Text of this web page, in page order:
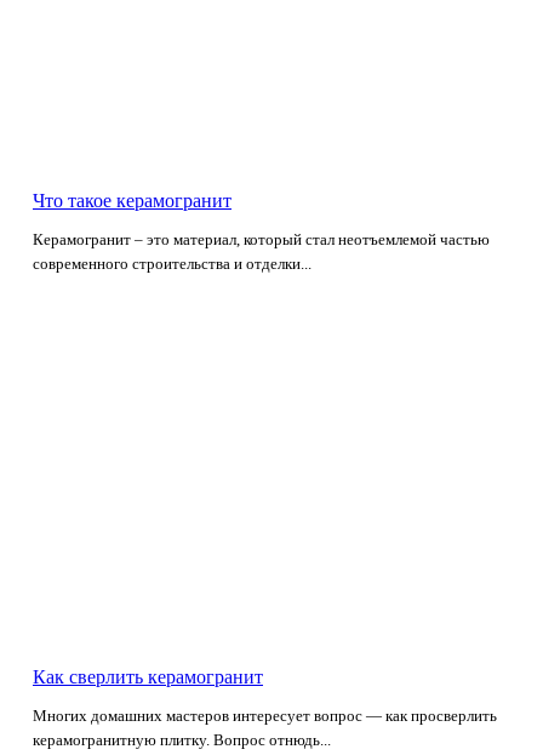
Что такое керамогранит
Керамогранит – это материал, который стал неотъемлемой частью
современного строительства и отделки...
Как сверлить керамогранит
Многих домашних мастеров интересует вопрос — как просверлить
керамогранитную плитку. Вопрос отнюдь...